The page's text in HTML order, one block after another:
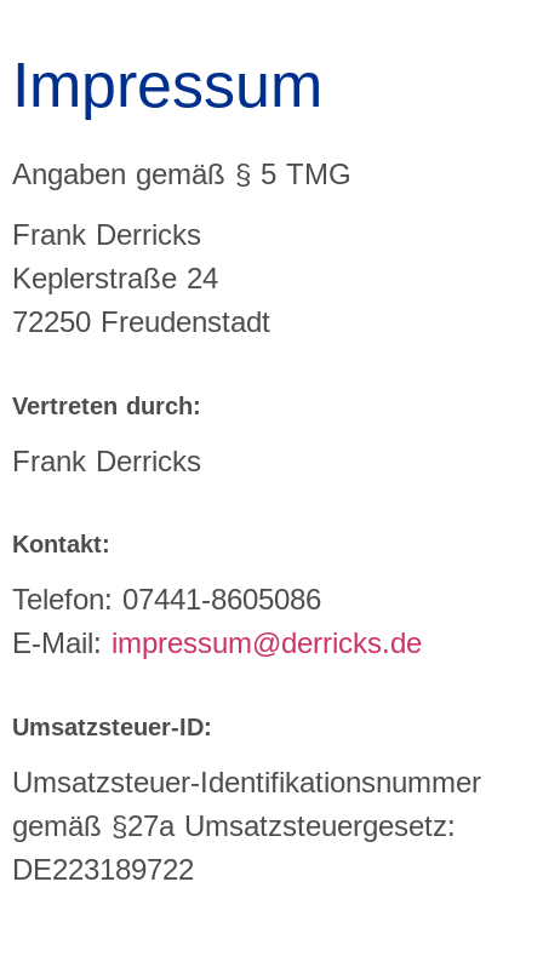
Impressum
Angaben gemäß § 5 TMG
Frank Derricks
Keplerstraße 24
72250 Freudenstadt
Vertreten durch:
Frank Derricks
Kontakt:
Telefon: 07441-8605086
E-Mail: impressum@derricks.de
Umsatzsteuer-ID:
Umsatzsteuer-Identifikationsnummer
gemäß §27a Umsatzsteuergesetz:
DE223189722